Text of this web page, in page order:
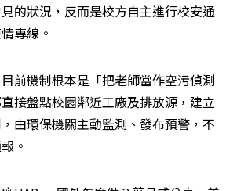
的狀況，反而是校方自主進行校安通
專線。
前機制根本是「把老師當作空污偵測
接盤點校園鄰近工廠及排放源，建立
由環保機關主動監測、發布預警，不
。